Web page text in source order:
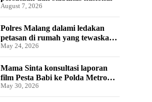
August 7, 2026
Polres Malang dalami ledakan
petasan di rumah yang tewaskan
satu orang
May 24, 2026
Mama Sinta konsultasi laporan
film Pesta Babi ke Polda Metro
Jaya
May 30, 2026